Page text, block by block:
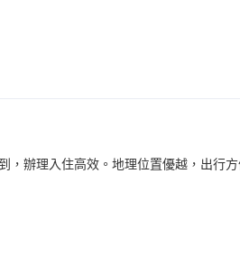
辦理入住高效。地理位置優越，出行